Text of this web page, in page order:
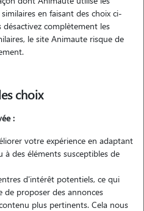
est sans engagement
en faisant des choix ci-
complètement les
le site Animaute risque de
choix
:
votre expérience en adaptant
à des éléments susceptibles de
d'intérêt potentiels, ce qui
de proposer des annonces
plus pertinents. Cela nous